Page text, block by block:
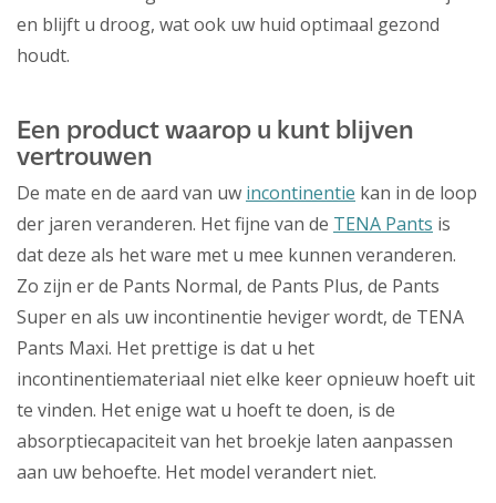
en blijft u droog, wat ook uw huid optimaal gezond
houdt.
Een product waarop u kunt blijven
vertrouwen
De mate en de aard van uw incontinentie kan in de loop
der jaren veranderen. Het fijne van de TENA Pants is
dat deze als het ware met u mee kunnen veranderen.
Zo zijn er de Pants Normal, de Pants Plus, de Pants
Super en als uw incontinentie heviger wordt, de TENA
Pants Maxi. Het prettige is dat u het
incontinentiemateriaal niet elke keer opnieuw hoeft uit
te vinden. Het enige wat u hoeft te doen, is de
absorptiecapaciteit van het broekje laten aanpassen
aan uw behoefte. Het model verandert niet.